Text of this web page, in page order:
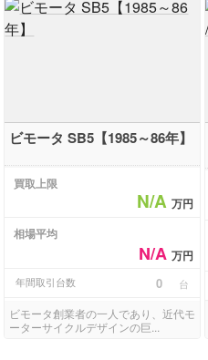
ビモータ SB5【1985～86年】
買取上限
N/A万円
相場平均
N/A万円
年間取引台数 0 台
ビモータ創業者の一人であり、近代モ
ーターサイクルデザインの巨...